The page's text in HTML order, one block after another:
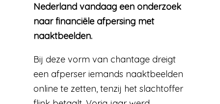
Nederland vandaag een onderzoek
naar financiële afpersing met
naaktbeelden.
Bij deze vorm van chantage dreigt
een afperser iemands naaktbeelden
online te zetten, tenzij het slachtoffer